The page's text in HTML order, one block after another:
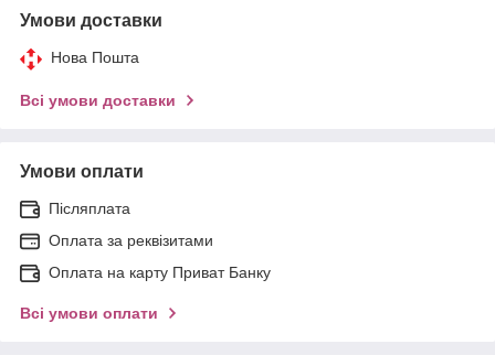
Умови доставки
Нова Пошта
Всі умови доставки
Умови оплати
Післяплата
Оплата за реквізитами
Оплата на карту Приват Банку
Всі умови оплати